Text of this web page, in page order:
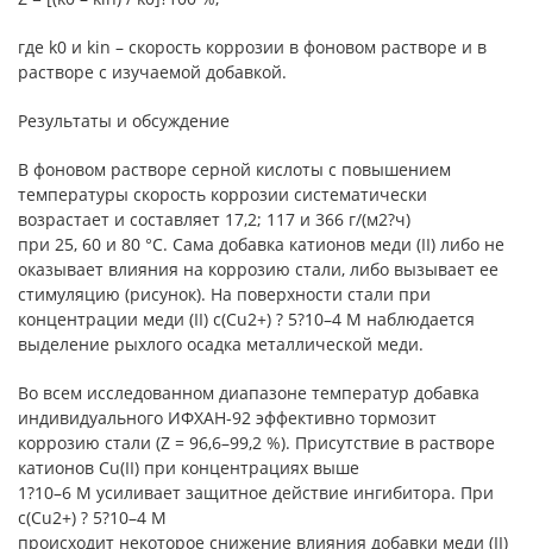
где k0 и kin – скорость коррозии в фоновом растворе и в
растворе с изучаемой добавкой.
Результаты и обсуждение
В фоновом растворе серной кислоты с повышением
температуры скорость коррозии систематически
возрастает и составляет 17,2; 117 и 366 г/(м2?ч)
при 25, 60 и 80 °С. Сама добавка катионов меди (II) либо не
оказывает влияния на коррозию стали, либо вызывает ее
стимуляцию (рисунок). На поверхности стали при
концентрации меди (II) с(Cu2+) ? 5?10–4 М наблюдается
выделение рыхлого осадка металлической меди.
Во всем исследованном диапазоне температур добавка
индивидуального ИФХАН-92 эффективно тормозит
коррозию стали (Z = 96,6–99,2 %). Присутствие в растворе
катионов Cu(II) при концентрациях выше
1?10–6 М усиливает защитное действие ингибитора. При
с(Cu2+) ? 5?10–4 М
происходит некоторое снижение влияния добавки меди (II)